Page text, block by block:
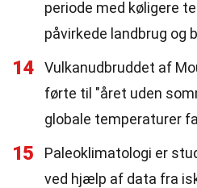
periode med køligere
påvirkede landbrug og
14
Vulkanudbruddet af
førte til "året uden
globale temperaturer
15
Paleoklimatologi er
ved hjælp af data fra